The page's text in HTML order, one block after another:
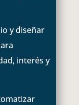
y diseñar
interés y